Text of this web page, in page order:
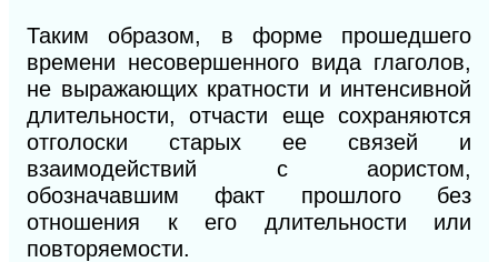
Таким образом, в форме прошедшего
времени несовершенного вида глаголов,
не выражающих кратности и интенсивной
длительности, отчасти еще сохраняются
отголоски старых ее связей и
взаимодействий с аористом,
обозначавшим факт прошлого без
отношения к его длительности или
повторяемости.